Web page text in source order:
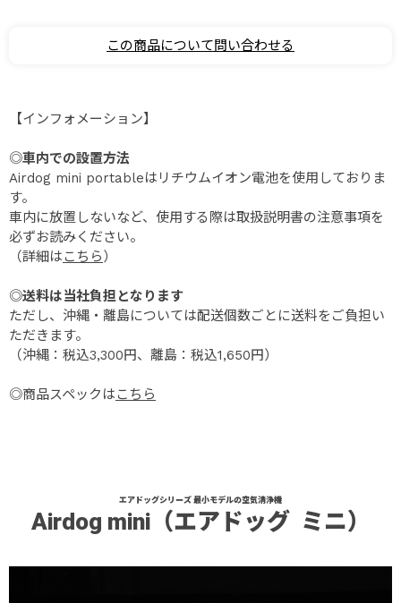
この商品について問い合わせる
【インフォメーション】
◎車内での設置方法
Airdog mini portableはリチウムイオン電池を使用しておりま
す。
車内に放置しないなど、使用する際は取扱説明書の注意事項を
必ずお読みください。
（詳細は こちら）
◎送料は当社負担となります
ただし、沖縄・離島については配送個数ごとに送料をご負担い
ただきます。
（沖縄：税込3,300円、離島：税込1,650円）
◎商品スペックは こちら
エアドッグシリーズ 最小モデルの空気清浄機
Airdog mini（エアドッグ ミニ）